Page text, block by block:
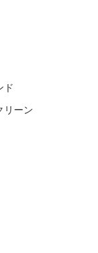
ド
リーン